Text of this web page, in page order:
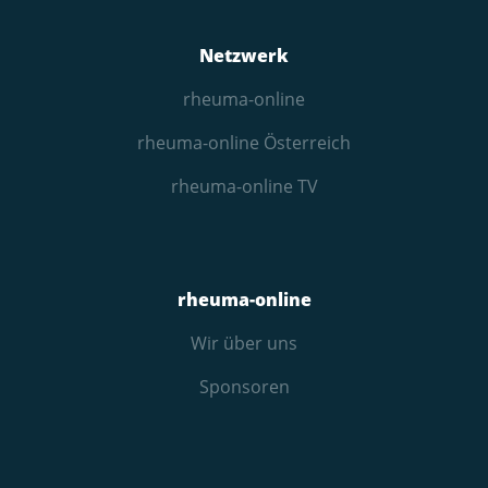
Netzwerk
rheuma-online
rheuma-online Österreich
rheuma-online TV
rheuma-online
Wir über uns
Sponsoren